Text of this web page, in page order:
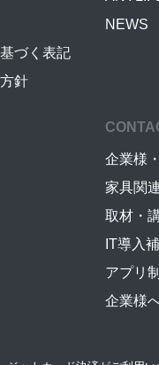
づく表記
針
NEWS
企業様
家具関
取材・
IT導入
アプリ
企業様